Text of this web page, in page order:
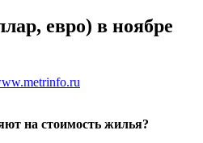
евро) в ноябре
на стоимость жилья?